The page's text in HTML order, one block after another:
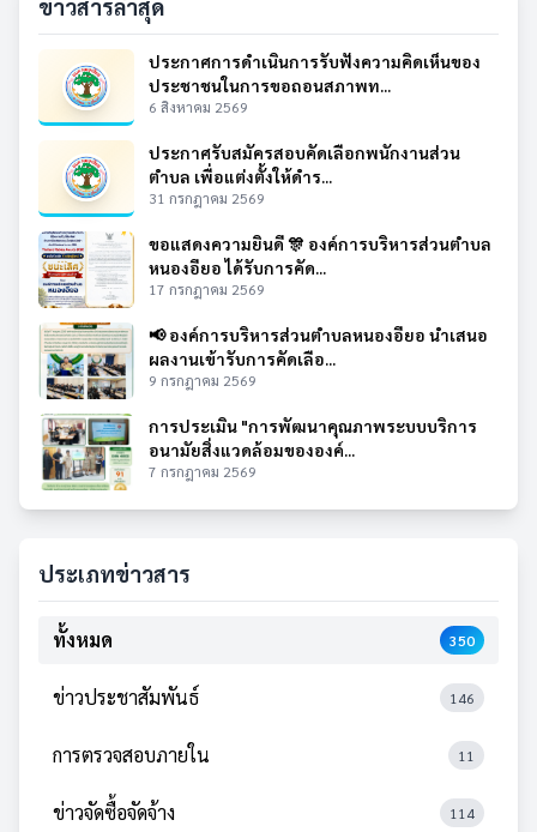
ข่าวสารล่าสุด
ประกาศการดำเนินการรับฟังความคิดเห็นของ
ประชาชนในการขอถอนสภาพท...
6 สิงหาคม 2569
ประกาศรับสมัครสอบคัดเลือกพนักงานส่วน
ตำบล เพื่อแต่งตั้งให้ดำร...
31 กรกฎาคม 2569
ขอแสดงความยินดี 🎊 องค์การบริหารส่วนตำบล
หนองอียอ ได้รับการคัด...
17 กรกฎาคม 2569
📢 องค์การบริหารส่วนตำบลหนองอียอ นำเสนอ
ผลงานเข้ารับการคัดเลือ...
9 กรกฎาคม 2569
การประเมิน "การพัฒนาคุณภาพระบบบริการ
อนามัยสิ่งแวดล้อมขององค์...
7 กรกฎาคม 2569
ประเภทข่าวสาร
ทั้งหมด 350
ข่าวประชาสัมพันธ์ 146
การตรวจสอบภายใน 11
ข่าวจัดซื้อจัดจ้าง 114